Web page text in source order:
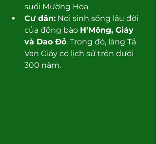
suối Mường Hoa.
Cư dân: Nơi sinh sống lâu đời
của đồng bào H'Mông, Giáy
và Dao Đỏ. Trong đó, làng Tả
Van Giáy có lịch sử trên dưới
300 năm.